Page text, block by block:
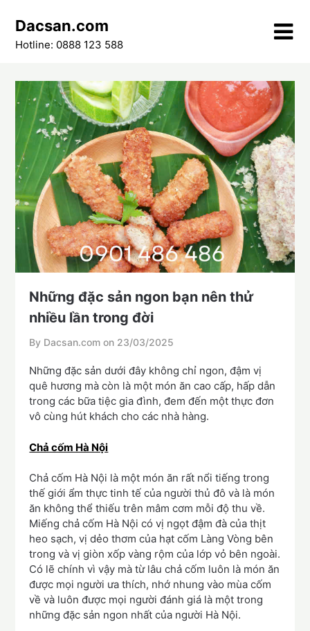
content
Dacsan.com
Hotline: 0888 123 588
Những đặc sản ngon bạn nên thử
nhiều lần trong đời
By Dacsan.com on 23/03/2025
Những đặc sản dưới đây không chỉ ngon, đậm vị
quê hương mà còn là một món ăn cao cấp, hấp dẫn
trong các bữa tiệc gia đình, đem đến một thực đơn
vô cùng hút khách cho các nhà hàng.
Chả cốm Hà Nội
Chả cốm Hà Nội là một món ăn rất nổi tiếng trong
thế giới ẩm thực tinh tế của người thủ đô và là món
ăn không thể thiếu trên mâm cơm mỗi độ thu về.
Miếng chả cốm Hà Nội có vị ngọt đậm đà của thịt
heo sạch, vị dẻo thơm của hạt cốm Làng Vòng bên
trong và vị giòn xốp vàng rộm của lớp vỏ bên ngoài.
Có lẽ chính vì vậy mà từ lâu chả cốm luôn là món ăn
được mọi người ưa thích, nhớ nhung vào mùa cốm
về và luôn được mọi người đánh giá là một trong
những đặc sản ngon nhất của người Hà Nội.